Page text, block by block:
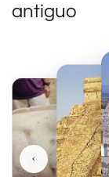
antiguo
‹